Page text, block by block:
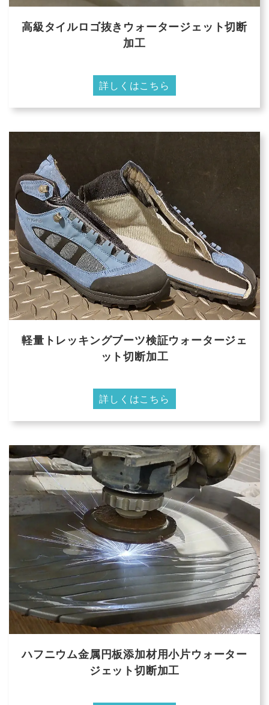
高級タイルロゴ抜きウォータージェット切断
加工
詳しくはこちら
軽量トレッキングブーツ検証ウォータージェ
ット切断加工
詳しくはこちら
ハフニウム金属円板添加材用小片ウォーター
ジェット切断加工